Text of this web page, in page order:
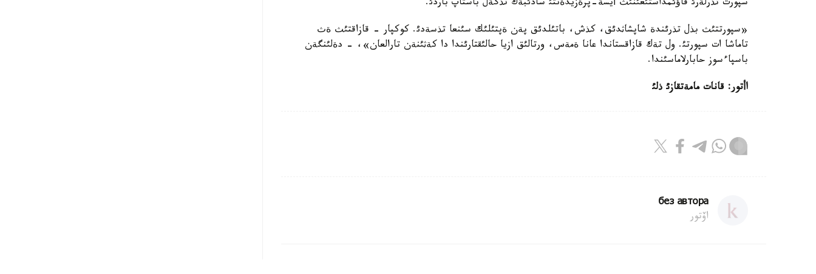
سپورت تذرلةرئ قاؤئمداستئعئنئث أيسة-پرةزيدةنتئ سادئبةك تذگةل باستاپ باردئ.
«سپورتتئث بذل تذرئندة شاپشاثدئق، كذش، باتئلدئق پةن ةپتئلئك سئنعا تذسةدئ. كوكپار - قازاقتئث ةث
تاماشا ات سپورتئ. ول تةك قازاقستاندا عانا ةمةس، ورتالئق ازيا حالئقتارئندا دا كةثئنةن تارالعان»، - دةلئنگةن
باسپاءسوز حابارلاماسئندا.
اأتور: قانات مامةتقازئ ذلئ
без автора
اۆتور